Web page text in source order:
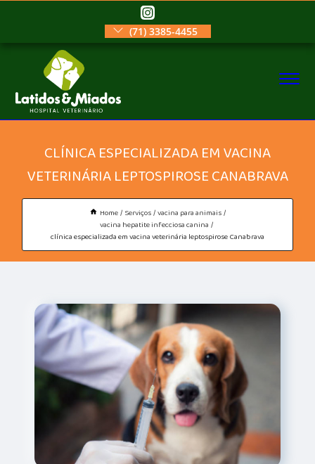
(71) 3385-4455
CLÍNICA ESPECIALIZADA EM VACINA
VETERINÁRIA LEPTOSPIROSE CANABRAVA
Home Serviços vacina para animais
vacina hepatite infecciosa canina
clínica especializada em vacina veterinária leptospirose Canabrava